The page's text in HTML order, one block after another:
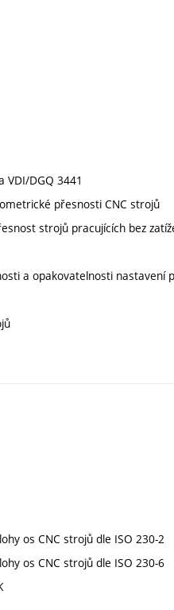
VDI/DGQ 3441
přesnosti CNC strojů
strojů pracujících bez
a opakovatelnosti nastavení
os CNC strojů dle ISO 230-2
os CNC strojů dle ISO 230-6